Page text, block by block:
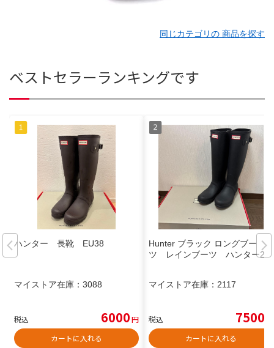
同じカテゴリの 商品を探す
ベストセラーランキングです
ハンター 長靴 EU38
マイストア在庫： 3088
税込 6000円
カートに入れる
Hunter ブラック ロングブー
ツ レインブーツ ハンター25
マイストア在庫： 2117
税込 7500
カートに入れる